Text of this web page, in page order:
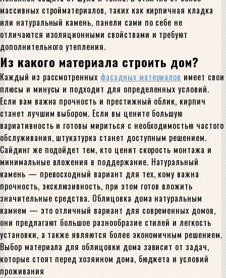
массивных стройматериалов, таких как кирпичная кладка
или натуральный камень, панели сами по себе не
отличаются изоляционными свойствами и требуют
дополнительного утепления.
Из какого материала строить дом?
Каждый из рассмотренных фасадных материалов имеет свои
плюсы и минусы и подходит для определенных условий.
Если вам важна прочность и престижный облик, кирпич
станет лучшим выбором. Если вы цените большую
вариативность и готовы мириться с необходимостью частого
обслуживания, штукатурка станет доступным решением.
Сайдинг же подойдет тем, кто ценит скорость монтажа и
минимальные вложения в поддержание. Натуральный
камень — превосходный вариант для тех, кому важна
прочность, эксклюзивность, при этом готов вложить
значительные средства. Облицовка дома натуральным
камнем — это отличный вариант для современных домов,
они предлагают большое разнообразие стилей и легкость
установки, а также являются более экономичным решением.
Выбор материала для облицовки дома зависит от задач,
которые стоят перед хозяином дома, бюджета и условий
проживания